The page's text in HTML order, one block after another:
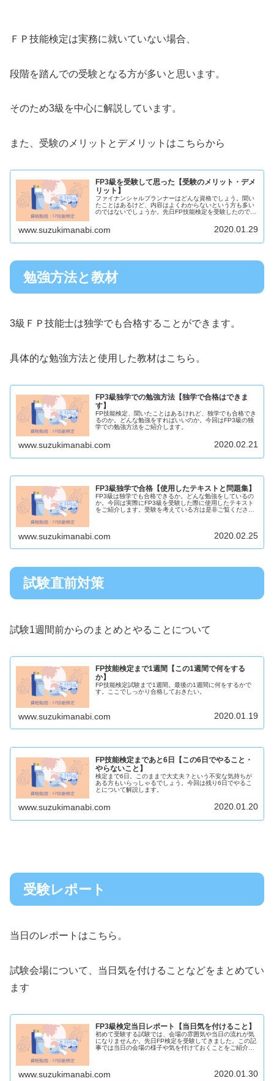
ＦＰ技能検定は実務に就いていない場合、
段階を踏んでの受験となる方が多いと思います。
そのため3級を中心に解説しています。
また、受験のメリットとデメリットはこちらから
FP3級を受験して思った【受験のメリット・デメ
リット】
ファイナンシャルプランナーはどんな資格でしょう。聞い
たことはあるけど、内容はよくわからないという方も多い
のではないでしょうか。先日FP技能検定を受験したので、
www.suzukimanabi.com 2020.01.29
勉強方法と教材
3級ＦＰ技能士は独学でも合格することができます。
具体的な勉強方法と使用した教材はこちら。
FP3級独学での勉強方法【独学で合格はできま
す】
FP技能検定、聞いたことはあるけれど、独学でも合格でき
るのか。どんな勉強をすればいいのか。今回はFP3級の独
学での勉強方法をご紹介します。
www.suzukimanabi.com 2020.02.21
FP3級独学で合格【使用したテキストと問題集】
FP3級は独学でも合格できるか。どんな勉強をしているの
か。今回は実際にFP3級を受験した際に使用したテキスト
をご紹介します。受験を考えている方は是非ご覧くださ
www.suzukimanabi.com 2020.02.25
試験直前対策
試験1週間前からのまとめとやることについて
FP技能検定まで1週間【この1週間で何をする
か】
FP技能検定試験まで1週間。最後の1週間に何をするかで
す。ここでしっかり合格しておきたい。
www.suzukimanabi.com 2020.01.19
FP技能検定まであと6日【この6日でやること・
やらないこと】
検定まで6日。このままで大丈夫？という不安な気持ちが
ある方もいらっしゃるでしょう。今回は残り6日でやるこ
とについて解説します。
www.suzukimanabi.com 2020.01.20
受験レポート
当日のレポートはこちら。
試験会場について、当日気を付けることなどをまとめてい
ます
FP3級検定当日レポート【当日気を付けること】
初めて受験する試験では、会場の雰囲気や当日の流れが気
になりませんか。先日FP検定を受験してきました。この記
事では当日の会場の様子や気を付けておくことをご紹介し
www.suzukimanabi.com 2020.01.30